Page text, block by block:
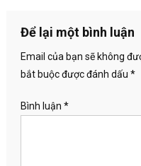
Để lại một bình luận
Email của bạn sẽ không
bắt buộc được đánh dấu *
Bình luận *